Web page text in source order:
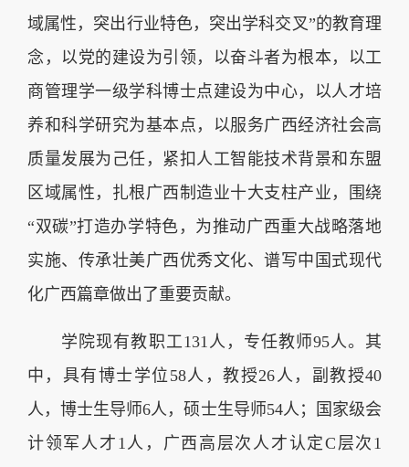
域属性，突出行业特色，突出学科交叉”的教育理
念，以党的建设为引领，以奋斗者为根本，以工
商管理学一级学科博士点建设为中心，以人才培
养和科学研究为基本点，以服务广西经济社会高
质量发展为己任，紧扣人工智能技术背景和东盟
区域属性，扎根广西制造业十大支柱产业，围绕
“双碳”打造办学特色，为推动广西重大战略落地
实施、传承壮美广西优秀文化、谱写中国式现代
化广西篇章做出了重要贡献。
学院现有教职工131人，专任教师95人。其
中，具有博士学位58人，教授26人，副教授40
人，博士生导师6人，硕士生导师54人；国家级会
计领军人才1人，广西高层次人才认定C层次1